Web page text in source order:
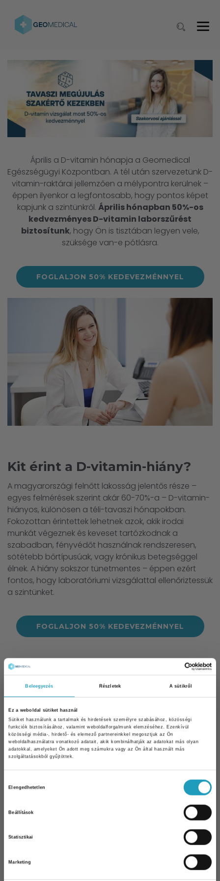
Beleegyezés Részletek A sütikről
Ez a weboldal sütiket használ
Sütiket használunk a tartalmak és hirdetések személyre szabásához, közösségi
funkciók biztosításához, valamint weboldalforgalmunk elemzéséhez. Ezenkívül
közösségi média-, hirdető- és elemező partnereinkkel megosztjuk az Ön
weboldalhasználatra vonatkozó adatait, akik kombinálhatják az adatokat más olyan
adatokkal, amelyeket Ön adott meg számukra vagy az Ön által használt más
szolgáltatásokból gyűjtöttek.
Elengedhetetlen
Beállítások
Statisztikai
Marketing
Április a D-vitamin hónapja a Geomedical
Egészségügyi Központban. A tél után szervezetünk D-
vitamin-raktárai jellemzően a mélypontra kerülnek –
éppen ilyenkor a legfontosabb, hogy pontos képet
kapjunk a szintünkről. Április hónapban 50%-os
kedvezményes D-vitamin laborszűrést
biztosítunk, hogy Ön is tisztában legyen vele,
szüksége van-e pótlásra.
FOGLALJON 50% KEDEVEZMÉNNYEL
Kit érint a D-vitamin-hiány?
A magyarországi felnőtt lakosság jelentős része –
egyes felmérések szerint akár 60-70%-a – D-vitamin-
hiányos, különösen a téli-tavaszi hónapokban.
Fokozottan érintettek lehetnek azok, akik irodai
munkát végeznek és keveset tartózkodnak a
szabadban, fényvédőt használnak rendszeresen,
sötétebb bőrtípusúak, vagy krónikus betegséggel
élnek. A hiány sokszor tünetmentes – éppen ezért
fontos, hogy laboratóriumi vizsgálattal ellenőriztessük
a szintünket.
FOGLALJON 50% KEDEVEZMÉNNYEL
Hogyan zajlik a vizsgálat?
A D-vitamin-szint meghatározása egyszerű
vesz igénybe. Az eredmény alapján orvosi
konzultációt kezdeményezhet, ahol személyre
szabott javaslatot kaphat a szükséges pótlásra –
legyen szó D3-vitamin adagolásáról, életmódbeli
változtatásokról, vagy akár további vizsgálatokról.
10% kedvezmény Önnek